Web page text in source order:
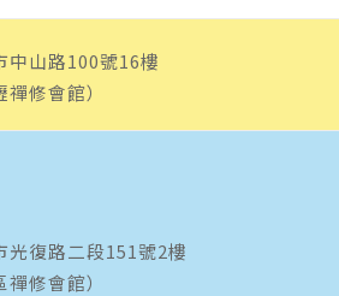
中山路100號16樓
禪修會館）
光復路二段151號2樓
禪修會館）